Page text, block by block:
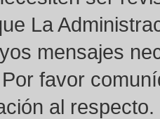
La
mensajes
favor
al respecto.